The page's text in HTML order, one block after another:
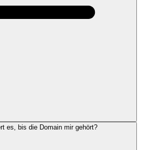
es, bis die Domain mir gehört?